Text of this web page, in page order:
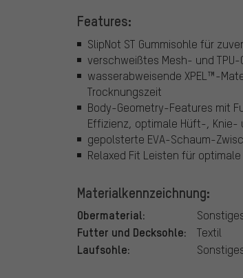
Features:
SlipNot ST Gummisohle für
verschweißtes Mesh- und
wasserabweisende XPEL™-
Trocknungszeit
Body-Geometry-Features mit
Effizienz, optimale Hüft-, Knie-
gepolsterte EVA-Schaum-
Relaxed Fit Leisten für
Materialkennzeichnung:
Obermaterial:
Futter und Decksohle: Textil
Laufsohle: